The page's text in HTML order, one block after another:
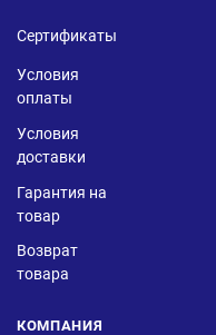
Сертификаты
Условия
оплаты
Условия
доставки
Гарантия на
товар
Возврат
товара
КОМПАНИЯ